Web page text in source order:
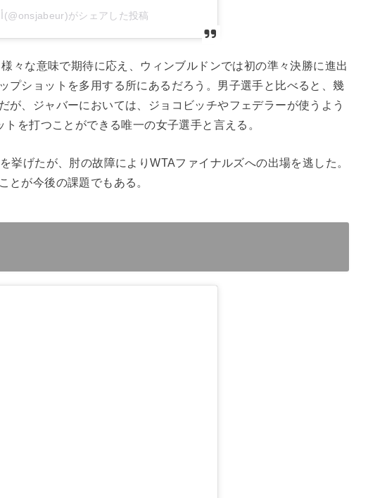
Ons Jabeur أنس جابر(@onsjabeur)がシェアした投稿
々な意味で期待に応え、ウィンブルドンでは初の準々決勝に進出
プショットを多用する所にあるだろう。男子選手と比べると、幾
が、ジャバーにおいては、ジョコビッチやフェデラーが使うよう
トを打つことができる唯一の女子選手と言える。
挙げたが、肘の故障によりWTAファイナルズへの出場を逃した。
とが今後の課題でもある。